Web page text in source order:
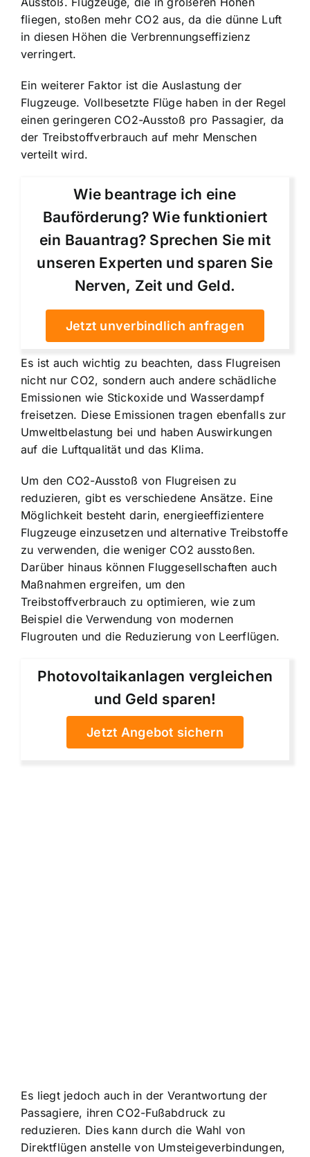
fliegen, stoßen mehr CO2 aus, da die dünne Luft
in diesen Höhen die Verbrennungseffizienz
verringert.
Ein weiterer Faktor ist die Auslastung der
Flugzeuge. Vollbesetzte Flüge haben in der Regel
einen geringeren CO2-Ausstoß pro Passagier, da
der Treibstoffverbrauch auf mehr Menschen
verteilt wird.
Wie beantrage ich eine
Bauförderung? Wie funktioniert
ein Bauantrag? Sprechen Sie mit
unseren Experten und sparen Sie
Nerven, Zeit und Geld.
Jetzt unverbindlich anfragen
Es ist auch wichtig zu beachten, dass Flugreisen
nicht nur CO2, sondern auch andere schädliche
Emissionen wie Stickoxide und Wasserdampf
freisetzen. Diese Emissionen tragen ebenfalls zur
Umweltbelastung bei und haben Auswirkungen
auf die Luftqualität und das Klima.
Um den CO2-Ausstoß von Flugreisen zu
reduzieren, gibt es verschiedene Ansätze. Eine
Möglichkeit besteht darin, energieeffizientere
Flugzeuge einzusetzen und alternative Treibstoffe
zu verwenden, die weniger CO2 ausstoßen.
Darüber hinaus können Fluggesellschaften auch
Maßnahmen ergreifen, um den
Treibstoffverbrauch zu optimieren, wie zum
Beispiel die Verwendung von modernen
Flugrouten und die Reduzierung von Leerflügen.
Photovoltaikanlagen vergleichen
und Geld sparen!
Jetzt Angebot sichern
Es liegt jedoch auch in der Verantwortung der
Passagiere, ihren CO2-Fußabdruck zu
reduzieren. Dies kann durch die Wahl von
Direktflügen anstelle von Umsteigeverbindungen,